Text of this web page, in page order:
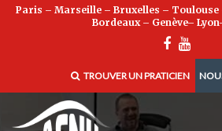
Paris – Marseille – Bruxelles – Toulouse
Bordeaux– Genève– Lyon
TROUVER UN PRATICIEN